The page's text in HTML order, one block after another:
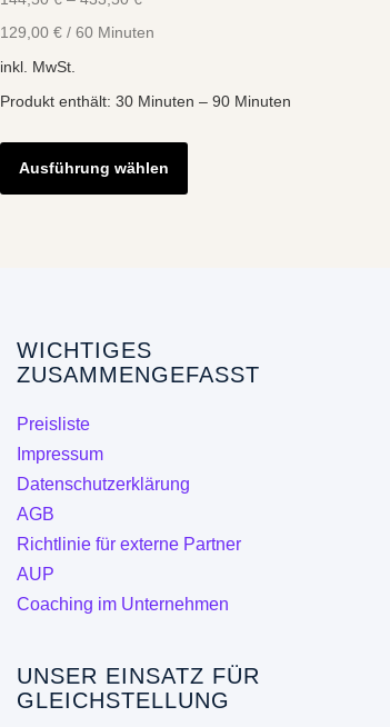
129,00 € / 60 Minuten
inkl. MwSt.
Produkt enthält: 30 Minuten – 90 Minuten
Ausführung wählen
weist
können
gewählt
WICHTIGES
ZUSAMMENGEFASST
Preisliste
Impressum
Datenschutzerklärung
AGB
Richtlinie für externe Partner
AUP
Coaching im Unternehmen
UNSER EINSATZ FÜR
GLEICHSTELLUNG